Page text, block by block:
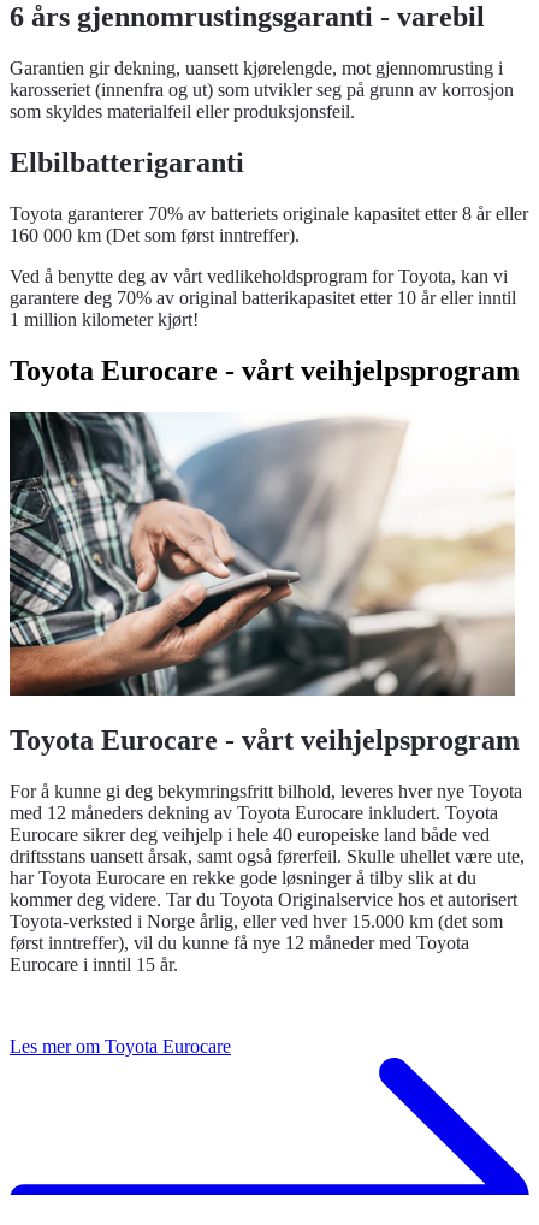
6 års gjennomrustingsgaranti - varebil
Garantien gir dekning, uansett kjørelengde, mot gjennomrusting i
karosseriet (innenfra og ut) som utvikler seg på grunn av korrosjon
som skyldes materialfeil eller produksjonsfeil.
Elbilbatterigaranti
Toyota garanterer 70% av batteriets originale kapasitet etter 8 år eller
160 000 km (Det som først inntreffer).
Ved å benytte deg av vårt vedlikeholdsprogram for Toyota, kan vi
garantere deg 70% av original batterikapasitet etter 10 år eller inntil
1 million kilometer kjørt!
Toyota Eurocare - vårt veihjelpsprogram
Toyota Eurocare - vårt veihjelpsprogram
For å kunne gi deg bekymringsfritt bilhold, leveres hver nye Toyota
med 12 måneders dekning av Toyota Eurocare inkludert. Toyota
Eurocare sikrer deg veihjelp i hele 40 europeiske land både ved
driftsstans uansett årsak, samt også førerfeil. Skulle uhellet være ute,
har Toyota Eurocare en rekke gode løsninger å tilby slik at du
kommer deg videre. Tar du Toyota Originalservice hos et autorisert
Toyota-verksted i Norge årlig, eller ved hver 15.000 km (det som
først inntreffer), vil du kunne få nye 12 måneder med Toyota
Eurocare i inntil 15 år.
Les mer om Toyota Eurocare